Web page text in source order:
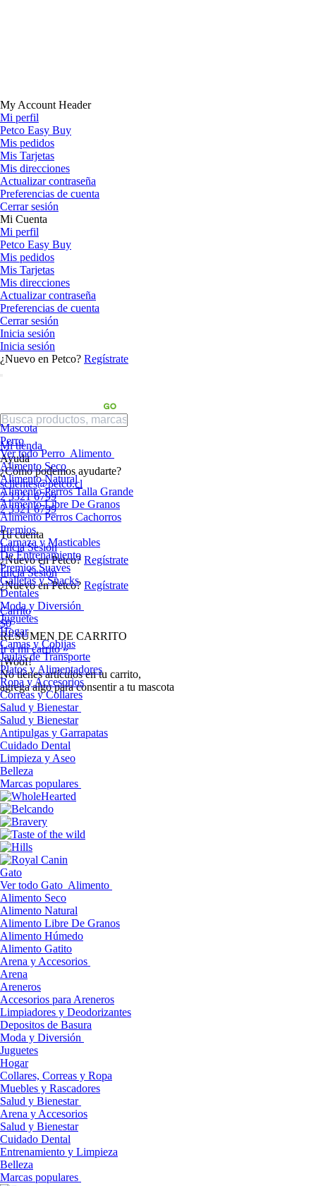
My Account Header
Mi perfil
Petco Easy Buy
Mis pedidos
Mis Tarjetas
Mis direcciones
Actualizar contraseña
Preferencias de cuenta
Cerrar sesión
Mi Cuenta
Mi perfil
Petco Easy Buy
Mis pedidos
Mis Tarjetas
Mis direcciones
Actualizar contraseña
Preferencias de cuenta
Cerrar sesión
Inicia sesión
Inicia sesión
¿Nuevo en Petco? Regístrate
Mi tienda
Ayuda
¿Cómo podemos ayudarte?
sclientes@petco.cl
2 3321 6799
2 3321 6799
Tu cuenta
Inicia Sesión
¿Nuevo en Petco? Regístrate
Inicia Sesión
¿Nuevo en Petco? Regístrate
Carrito
$0
RESUMEN DE CARRITO
Ir a mi carrito »
¡Woof!
No tíenes artículos en tu carrito,
agrega algo para consentir a tu mascota
Mascota
Perro
Ver todo Perro Alimento
Alimento Seco
Alimento Natural
Alimento Perros Talla Grande
Alimento Libre De Granos
Alimento Perros Cachorros
Premios
Carnaza y Masticables
De Entrenamiento
Premios Suaves
Galletas y Snacks
Dentales
Moda y Diversión
Juguetes
Hogar
Camas y Cobijas
Jaulas de Transporte
Platos y Alimentadores
Ropa y Accesorios
Correas y Collares
Salud y Bienestar
Salud y Bienestar
Antipulgas y Garrapatas
Cuidado Dental
Limpieza y Aseo
Belleza
Marcas populares
Gato
Ver todo Gato Alimento
Alimento Seco
Alimento Natural
Alimento Libre De Granos
Alimento Húmedo
Alimento Gatito
Arena y Accesorios
Arena
Areneros
Accesorios para Areneros
Limpiadores y Deodorizantes
Depositos de Basura
Moda y Diversión
Juguetes
Hogar
Collares, Correas y Ropa
Muebles y Rascadores
Salud y Bienestar
Arena y Accesorios
Salud y Bienestar
Cuidado Dental
Entrenamiento y Limpieza
Belleza
Marcas populares